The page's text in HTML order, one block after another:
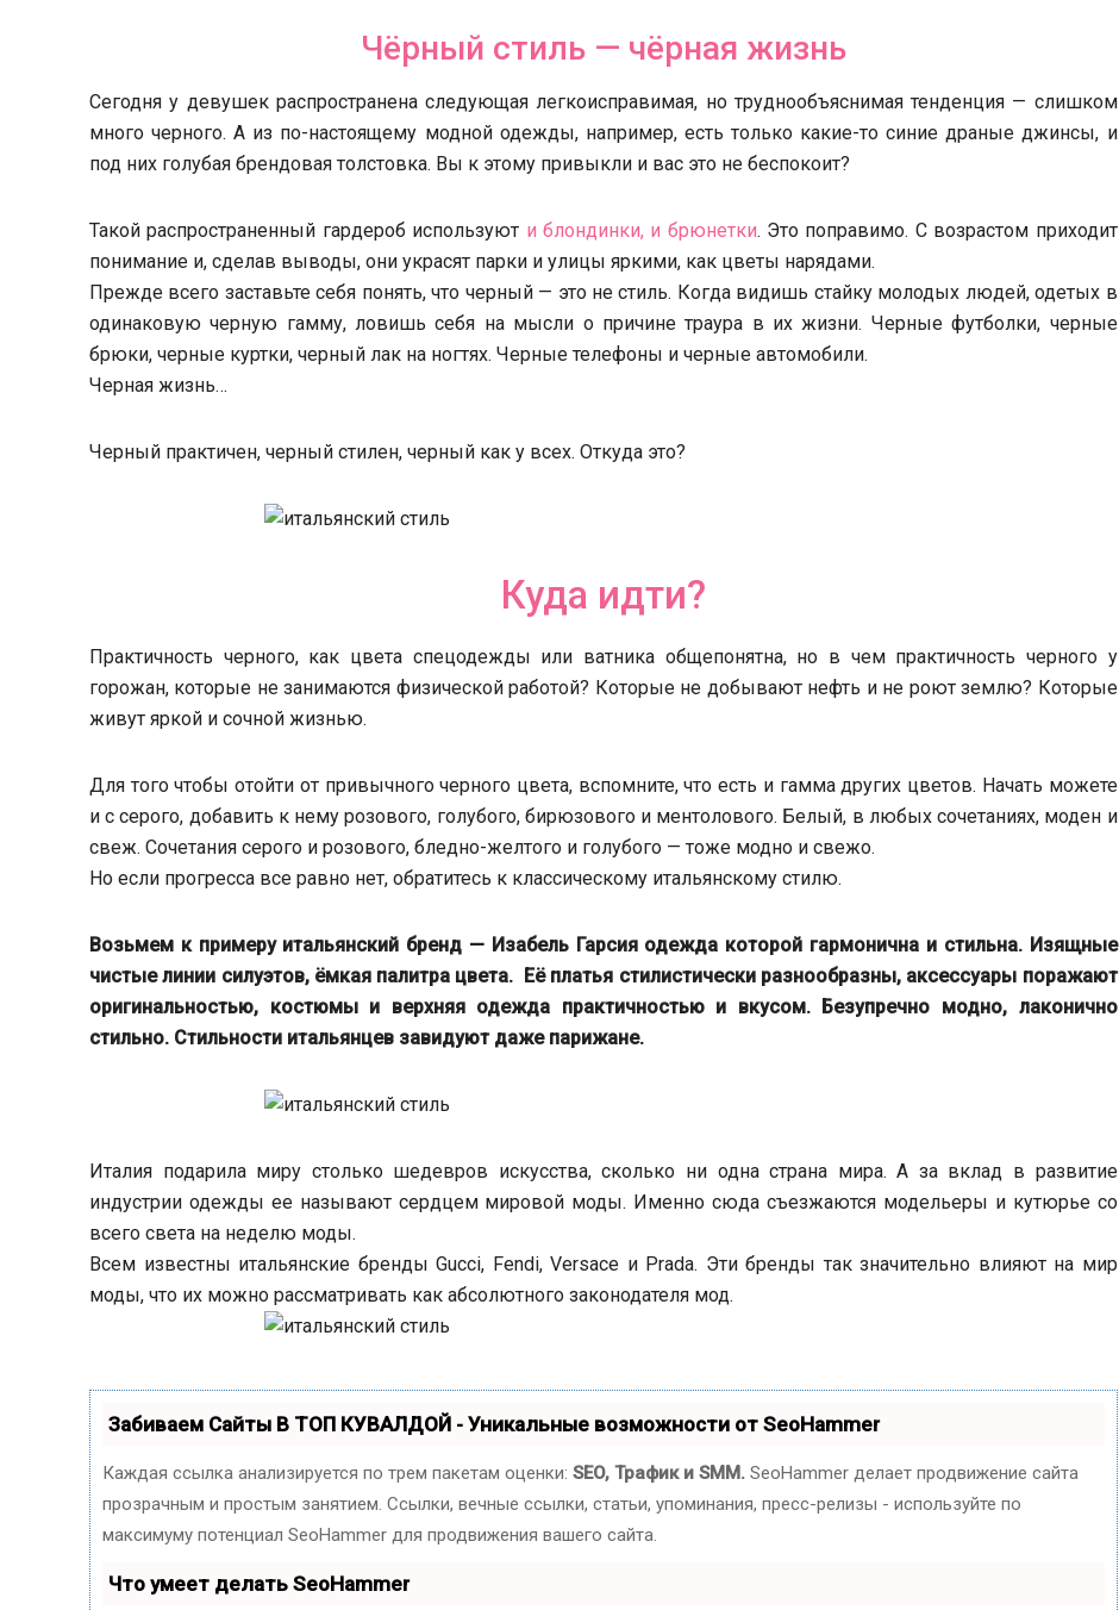
Чёрный стиль — чёрная жизнь
Сегодня у девушек распространена следующая легкоисправимая, но труднообъяснимая тенденция — слишком
много черного. А из по-настоящему модной одежды, например, есть только какие-то синие драные джинсы, и
под них голубая брендовая толстовка. Вы к этому привыкли и вас это не беспокоит?
Такой распространенный гардероб используют и блондинки, и брюнетки. Это поправимо. С возрастом приходит
понимание и, сделав выводы, они украсят парки и улицы яркими, как цветы нарядами.
Прежде всего заставьте себя понять, что черный — это не стиль. Когда видишь стайку молодых людей, одетых в
одинаковую черную гамму, ловишь себя на мысли о причине траура в их жизни. Черные футболки, черные
брюки, черные куртки, черный лак на ногтях. Черные телефоны и черные автомобили.
Черная жизнь…
Черный практичен, черный стилен, черный как у всех. Откуда это?
Куда идти?
Практичность черного, как цвета спецодежды или ватника общепонятна, но в чем практичность черного у
горожан, которые не занимаются физической работой? Которые не добывают нефть и не роют землю? Которые
живут яркой и сочной жизнью.
Для того чтобы отойти от привычного черного цвета, вспомните, что есть и гамма других цветов. Начать можете
и с серого, добавить к нему розового, голубого, бирюзового и ментолового. Белый, в любых сочетаниях, моден и
свеж. Сочетания серого и розового, бледно-желтого и голубого — тоже модно и свежо.
Но если прогресса все равно нет, обратитесь к классическому итальянскому стилю.
Возьмем к примеру итальянский бренд — Изабель Гарсия одежда которой гармонична и стильна. Изящные
чистые линии силуэтов, ёмкая палитра цвета. Её платья стилистически разнообразны, аксессуары поражают
оригинальностью, костюмы и верхняя одежда практичностью и вкусом. Безупречно модно, лаконично
стильно. Стильности итальянцев завидуют даже парижане.
Италия подарила миру столько шедевров искусства, сколько ни одна страна мира. А за вклад в развитие
индустрии одежды ее называют сердцем мировой моды. Именно сюда съезжаются модельеры и кутюрье со
всего света на неделю моды.
Всем известны итальянские бренды Gucci, Fendi, Versace и Prada. Эти бренды так значительно влияют на мир
моды, что их можно рассматривать как абсолютного законодателя мод.
Забиваем Сайты В ТОП КУВАЛДОЙ - Уникальные возможности от SeoHammer
Каждая ссылка анализируется по трем пакетам оценки: SEO, Трафик и SMM. SeoHammer делает продвижение сайта
прозрачным и простым занятием. Ссылки, вечные ссылки, статьи, упоминания, пресс-релизы - используйте по
максимуму потенциал SeoHammer для продвижения вашего сайта.
Что умеет делать SeoHammer